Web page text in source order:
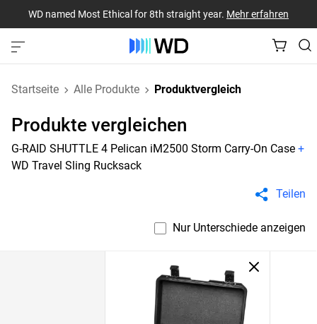
WD named Most Ethical for 8th straight year. Mehr erfahren
Startseite Alle Produkte Produktvergleich
Produkte vergleichen
G-RAID SHUTTLE 4 Pelican iM2500 Storm Carry-On Case +
WD Travel Sling Rucksack
Teilen
Nur Unterschiede anzeigen